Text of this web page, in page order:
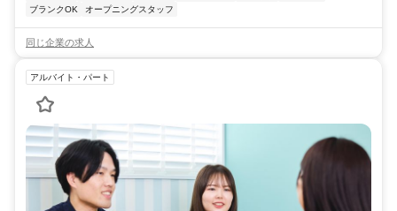
ブランクOK
オープニングスタッフ
同じ企業の求人
アルバイト・パート